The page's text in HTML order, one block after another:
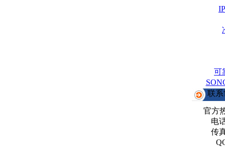
可
联
官方
电
传